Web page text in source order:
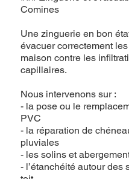
Comines
Une zinguerie en bon
évacuer correctement
maison contre les
capillaires.
Nous intervenons sur :
- la pose ou le
PVC
- la réparation de
pluviales
- les solins et
- l’étanchéité autour des